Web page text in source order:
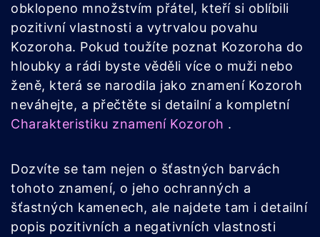
obklopeno množstvím přátel, kteří si oblíbili
pozitivní vlastnosti a vytrvalou povahu
Kozoroha. Pokud toužíte poznat Kozoroha do
hloubky a rádi byste věděli více o muži nebo
ženě, která se narodila jako znamení Kozoroh
neváhejte, a přečtěte si detailní a kompletní
Charakteristiku znamení Kozoroh .
Dozvíte se tam nejen o šťastných barvách
tohoto znamení, o jeho ochranných a
šťastných kamenech, ale najdete tam i detailní
popis pozitivních a negativních vlastnosti